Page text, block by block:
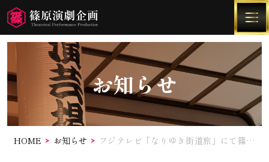
お知らせ
HOME お知らせ フジテレビ「なりゆき街道旅」にて篠原